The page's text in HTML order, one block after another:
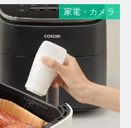
家電・カメラ